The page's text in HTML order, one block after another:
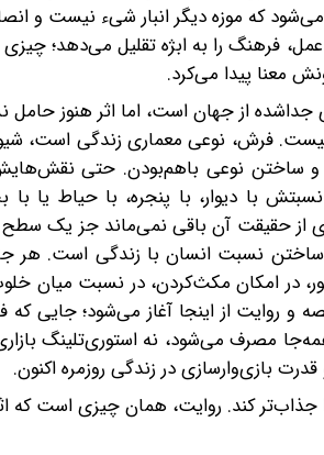
که موزه دیگر انبار شیء نیست و
فرهنگ را به ابژه تقلیل می‌دهد؛
معنا پیدا می‌کرد.
از جهان است، اما اثر هنوز
فرش، نوعی معماری زندگی است،
و ساختن نوعی باهم‌بودن. حتی
با دیوار، با پنجره، با حیاط یا
از حقیقت آن باقی نمی‌ماند جز یک
نسبت انسان با زندگی است. هر
در امکان مکث‌کردن، در نسبت میان
روایت از اینجا آغاز می‌شود؛ جایی
مصرف می‌شود، نه استوری‌تلینگ
بازی‌وارسازی در زندگی روزمره اکنون.
کند. روایت، همان چیزی است که